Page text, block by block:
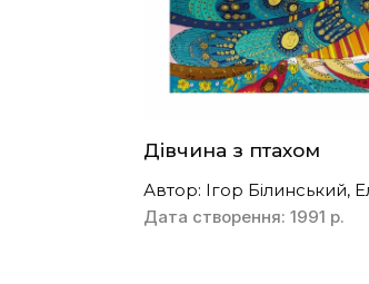
Дівчина з птахом
Автор: Ігор Білинський,
Дата створення: 1991 р.